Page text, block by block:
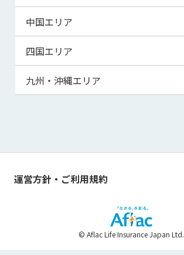
秋田県
山形県
千葉県
茨城県
群馬県
福井県
山梨県
長野県
静岡県
三重県
滋賀県
京都府
大阪府
兵庫県
和歌山県
中国エリア
鳥取県
島根県
山口県
四国エリア
徳島県
高知県
九州・沖縄エリア
熊本県
運営方針・ご利用規約
© Aflac Life Insurance Japan Ltd.